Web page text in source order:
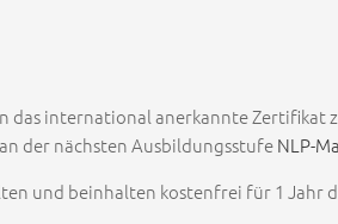
international anerkannte Zertifikat
der nächsten AusbildungsstufeNLP-
und beinhalten kostenfrei für 1 Jahr